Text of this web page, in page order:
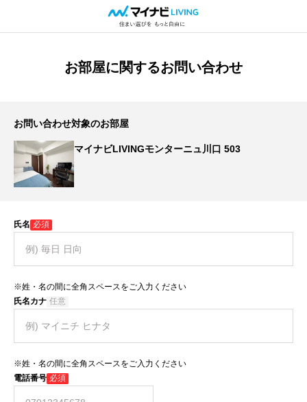
お部屋に関するお問い合わせ
お問い合わせ対象のお部屋
マイナビLIVINGモンターニュ川口 503
氏名 必須
※姓・名の間に全角スペースをご入力ください
氏名カナ 任意
※姓・名の間に全角スペースをご入力ください
電話番号 必須